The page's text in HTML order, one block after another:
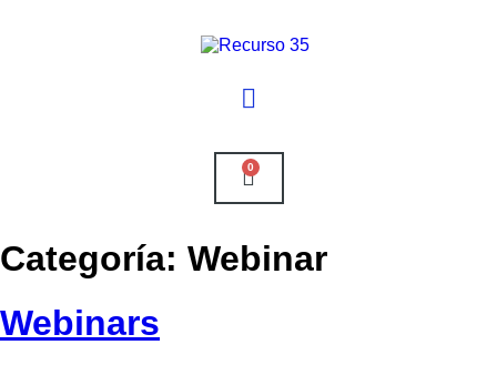
0
Categoría: Webinar
Webinars